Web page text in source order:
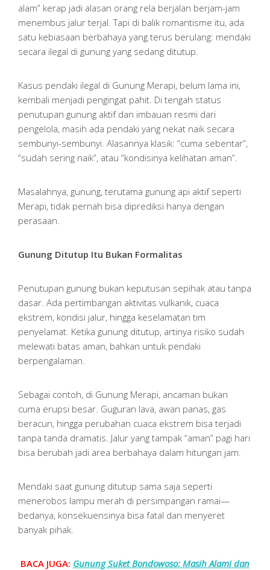
alam” kerap jadi alasan orang rela berjalan berjam-jam
menembus jalur terjal. Tapi di balik romantisme itu, ada
satu kebiasaan berbahaya yang terus berulang: mendaki
secara ilegal di gunung yang sedang ditutup.
Kasus pendaki ilegal di Gunung Merapi, belum lama ini,
kembali menjadi pengingat pahit. Di tengah status
penutupan gunung aktif dan imbauan resmi dari
pengelola, masih ada pendaki yang nekat naik secara
sembunyi-sembunyi. Alasannya klasik: “cuma sebentar”,
“sudah sering naik”, atau “kondisinya kelihatan aman”.
Masalahnya, gunung, terutama gunung api aktif seperti
Merapi, tidak pernah bisa diprediksi hanya dengan
perasaan.
Gunung Ditutup Itu Bukan Formalitas
Penutupan gunung bukan keputusan sepihak atau tanpa
dasar. Ada pertimbangan aktivitas vulkanik, cuaca
ekstrem, kondisi jalur, hingga keselamatan tim
penyelamat. Ketika gunung ditutup, artinya risiko sudah
melewati batas aman, bahkan untuk pendaki
berpengalaman.
Sebagai contoh, di Gunung Merapi, ancaman bukan
cuma erupsi besar. Guguran lava, awan panas, gas
beracun, hingga perubahan cuaca ekstrem bisa terjadi
tanpa tanda dramatis. Jalur yang tampak “aman” pagi hari
bisa berubah jadi area berbahaya dalam hitungan jam.
Mendaki saat gunung ditutup sama saja seperti
menerobos lampu merah di persimpangan ramai—
bedanya, konsekuensinya bisa fatal dan menyeret
banyak pihak.
BACA JUGA: Gunung Suket Bondowoso: Masih Alami dan